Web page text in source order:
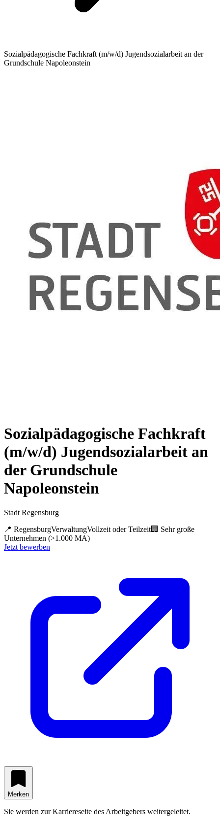
Sozialpädagogische Fachkraft (m/w/d) Jugendsozialarbeit an der
Grundschule Napoleonstein
Sozialpädagogische Fachkraft
(m/w/d) Jugendsozialarbeit an
der Grundschule
Napoleonstein
Stadt Regensburg
📍 RegensburgVerwaltungVollzeit oder Teilzeit🏢 Sehr große
Unternehmen (>1.000 MA)
Jetzt bewerben
Merken
Sie werden zur Karriereseite des Arbeitgebers weitergeleitet.